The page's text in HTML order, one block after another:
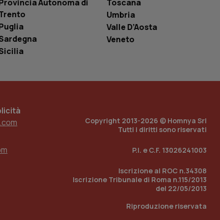
Autonoma di
Toscana
Umbria
Valle D’Aosta
Veneto
Copyright 2013-2026 © Homnya Srl
Tutti i diritti sono riservati
P.I. e C.F. 13026241003
Iscrizione al ROC n.34308
Iscrizione Tribunale di Roma n.115/2013
del 22/05/2013
Riproduzione riservata
un numero
in cui viene
sito, ma un
di accesso per
Analytics
per mantenere
traccia
incorporati
del sito web sta
di
traccia
incorporati